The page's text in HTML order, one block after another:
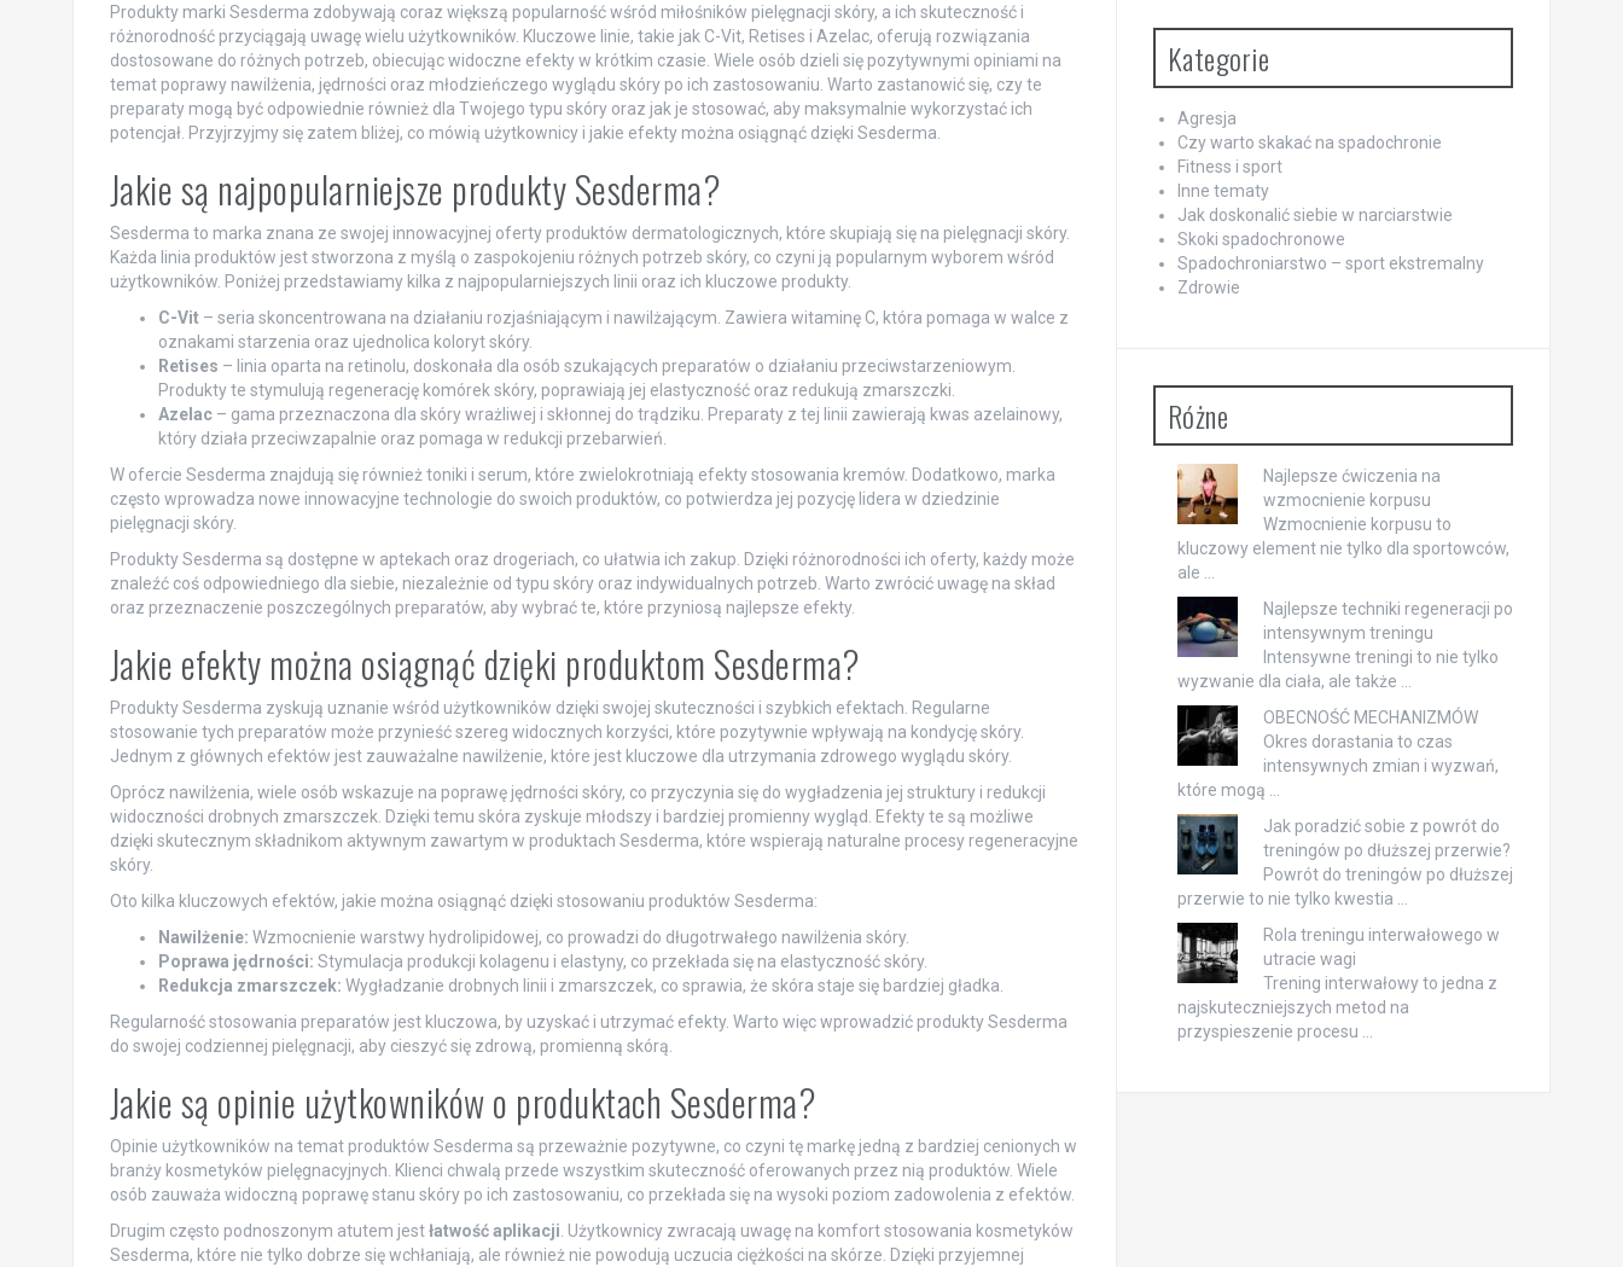
Produkty marki Sesderma zdobywają coraz większą popularność wśród miłośników pielęgnacji skóry, a ich skuteczność i
różnorodność przyciągają uwagę wielu użytkowników. Kluczowe linie, takie jak C-Vit, Retises i Azelac, oferują rozwiązania
dostosowane do różnych potrzeb, obiecując widoczne efekty w krótkim czasie. Wiele osób dzieli się pozytywnymi opiniami na
temat poprawy nawilżenia, jędrności oraz młodzieńczego wyglądu skóry po ich zastosowaniu. Warto zastanowić się, czy te
preparaty mogą być odpowiednie również dla Twojego typu skóry oraz jak je stosować, aby maksymalnie wykorzystać ich
potencjał. Przyjrzyjmy się zatem bliżej, co mówią użytkownicy i jakie efekty można osiągnąć dzięki Sesderma.
Jakie są najpopularniejsze produkty Sesderma?
Sesderma to marka znana ze swojej innowacyjnej oferty produktów dermatologicznych, które skupiają się na pielęgnacji skóry.
Każda linia produktów jest stworzona z myślą o zaspokojeniu różnych potrzeb skóry, co czyni ją popularnym wyborem wśród
użytkowników. Poniżej przedstawiamy kilka z najpopularniejszych linii oraz ich kluczowe produkty.
C-Vit– seria skoncentrowana na działaniu rozjaśniającym i nawilżającym. Zawiera witaminę C, która pomaga w walce z
oznakami starzenia oraz ujednolica koloryt skóry.
Retises – linia oparta na retinolu, doskonała dla osób szukających preparatów o działaniu przeciwstarzeniowym.
Produkty te stymulują regenerację komórek skóry, poprawiają jej elastyczność oraz redukują zmarszczki.
Azelac– gama przeznaczona dla skóry wrażliwej i skłonnej do trądziku. Preparaty z tej linii zawierają kwas azelainowy,
który działa przeciwzapalnie oraz pomaga w redukcji przebarwień.
W ofercie Sesderma znajdują się również toniki i serum, które zwielokrotniają efekty stosowania kremów. Dodatkowo, marka
często wprowadza nowe innowacyjne technologie do swoich produktów, co potwierdza jej pozycję lidera w dziedzinie
pielęgnacji skóry.
Produkty Sesderma są dostępne w aptekach oraz drogeriach, co ułatwia ich zakup. Dzięki różnorodności ich oferty, każdy może
znaleźć coś odpowiedniego dla siebie, niezależnie od typu skóry oraz indywidualnych potrzeb. Warto zwrócić uwagę na skład
oraz przeznaczenie poszczególnych preparatów, aby wybrać te, które przyniosą najlepsze efekty.
Jakie efekty można osiągnąć dzięki produktom Sesderma?
Produkty Sesderma zyskują uznanie wśród użytkowników dzięki swojej skuteczności i szybkich efektach. Regularne
stosowanie tych preparatów może przynieść szereg widocznych korzyści, które pozytywnie wpływają na kondycję skóry.
Jednym z głównych efektów jest zauważalne nawilżenie, które jest kluczowe dla utrzymania zdrowego wyglądu skóry.
Oprócz nawilżenia, wiele osób wskazuje na poprawę jędrności skóry, co przyczynia się do wygładzenia jej struktury i redukcji
widoczności drobnych zmarszczek. Dzięki temu skóra zyskuje młodszy i bardziej promienny wygląd. Efekty te są możliwe
dzięki skutecznym składnikom aktywnym zawartym w produktach Sesderma, które wspierają naturalne procesy regeneracyjne
skóry.
Oto kilka kluczowych efektów, jakie można osiągnąć dzięki stosowaniu produktów Sesderma:
Nawilżenie: Wzmocnienie warstwy hydrolipidowej, co prowadzi do długotrwałego nawilżenia skóry.
Poprawa jędrności: Stymulacja produkcji kolagenu i elastyny, co przekłada się na elastyczność skóry.
Redukcja zmarszczek: Wygładzanie drobnych linii i zmarszczek, co sprawia, że skóra staje się bardziej gładka.
Regularność stosowania preparatów jest kluczowa, by uzyskać i utrzymać efekty. Warto więc wprowadzić produkty Sesderma
do swojej codziennej pielęgnacji, aby cieszyć się zdrową, promienną skórą.
Jakie są opinie użytkowników o produktach Sesderma?
Opinie użytkowników na temat produktów Sesderma są przeważnie pozytywne, co czyni tę markę jedną z bardziej cenionych w
branży kosmetyków pielęgnacyjnych. Klienci chwalą przede wszystkim skuteczność oferowanych przez nią produktów. Wiele
osób zauważa widoczną poprawę stanu skóry po ich zastosowaniu, co przekłada się na wysoki poziom zadowolenia z efektów.
Drugim często podnoszonym atutem jestłatwość aplikacji . Użytkownicy zwracają uwagę na komfort stosowania kosmetyków
Sesderma, które nie tylko dobrze się wchłaniają, ale również nie powodują uczucia ciężkości na skórze. Dzięki przyjemnej
Kategorie
Agresja
Czy warto skakać na spadochronie
Fitness i sport
Inne tematy
Jak doskonalić siebie w narciarstwie
Skoki spadochronowe
Spadochroniarstwo – sport ekstremalny
Zdrowie
Różne
Najlepsze ćwiczenia na
wzmocnienie korpusu
Wzmocnienie korpusu to
kluczowy element nie tylko dla sportowców,
ale …
Najlepsze techniki regeneracji po
intensywnym treningu
Intensywne treningi to nie tylko
wyzwanie dla ciała, ale także …
OBECNOŚĆ MECHANIZMÓW
Okres dorastania to czas
intensywnych zmian i wyzwań,
które mogą …
Jak poradzić sobie z powrót do
treningów po dłuższej przerwie?
Powrót do treningów po dłuższej
przerwie to nie tylko kwestia …
Rola treningu interwałowego w
utracie wagi
Trening interwałowy to jedna z
najskuteczniejszych metod na
przyspieszenie procesu …